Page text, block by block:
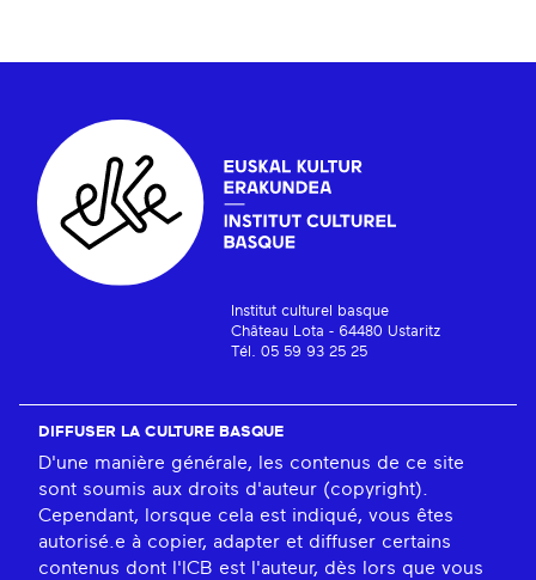
Institut culturel basque
Château Lota - 64480 Ustaritz
Tél. 05 59 93 25 25
DIFFUSER LA CULTURE BASQUE
D'une manière générale, les contenus de ce site
sont soumis aux droits d'auteur (copyright).
Cependant, lorsque cela est indiqué, vous êtes
autorisé.e à copier, adapter et diffuser certains
contenus dont l'ICB est l'auteur, dès lors que vous